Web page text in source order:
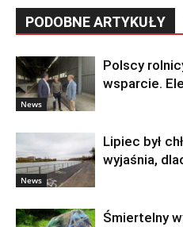
PODOBNE ARTYKUŁY
News
Polscy
wsparcie.
News
Lipiec był
wyjaśnia,
Śmiertelny